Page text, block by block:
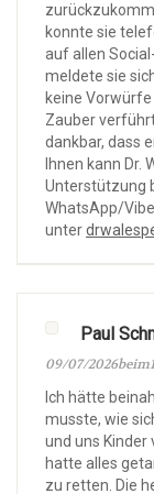
konnte sie
auf allen
meldete sie
keine
Zauber
dankbar, dass
Ihnen kann Dr.
Unterstützung
WhatsApp/
unter
Paul
09/07/
Ich hätte
musste, wie
und uns Kinder
hatte alles
zu retten. Die